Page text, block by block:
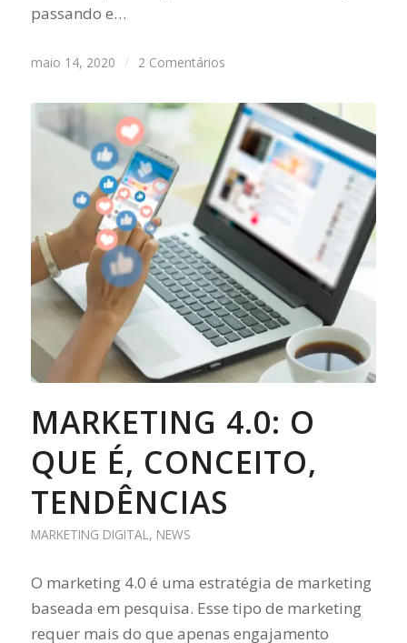
passando e…
maio 14, 2020 / 2 Comentários
MARKETING 4.0: O
QUE É, CONCEITO,
TENDÊNCIAS
MARKETING DIGITAL, NEWS
O marketing 4.0 é uma estratégia de marketing
baseada em pesquisa. Esse tipo de marketing
requer mais do que apenas engajamento